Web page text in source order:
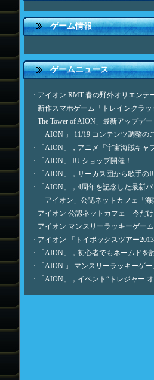
ゲーム情報
ゲームニュース
· アイオン RMT 春の野外オリエンテ
· 新作スマホゲーム「トレインクラ
· The Tower of AION」最新アップデ
·
「AION 」 11/19 コンテンツ調整の
·
「AION」，アニメ「宇宙海賊キ
ールにて順次上映
·
「AION」 IU ショップ開催！
·
「AION」，サーカス団から歌手
·
「AION」，4周年を記念した最新
·
「アイオン」公認ネットカフェ「
· アイオン 公認ネットカフェ「今だ
· アイオン マンスリーラッキーゲー
· アイオン 「トイボックスツアー
·
「AION」，初心者でもネームド
·
「AION 」 マンスリーラッキーゲ
·
「AION」，イベント“トレジャー